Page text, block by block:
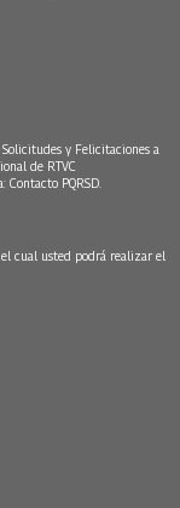
Solicitudes y Felicitaciones a
de RTVC
Contacto PQRSD.
cual usted podrá realizar el